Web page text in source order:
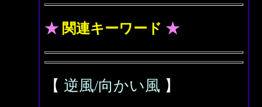
★ 関連キーワード ★
【 逆風/向かい風 】